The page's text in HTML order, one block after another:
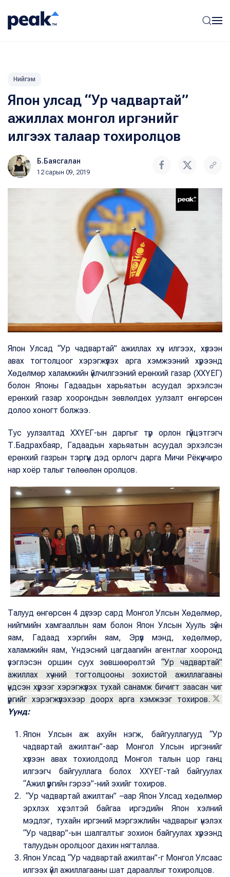
Нийгэм
Япон улсад “Ур чадвартай”
ажиллах монгол иргэнийг
илгээх талаар тохиролцов
Б.Баясгалан
12 сарын 09, 2019
Япон Улсад “Ур чадвартай” ажиллах хүч илгээх, хүлээн
авах тогтолцоог хэрэгжүүлэх арга хэмжээний хүрээнд
Хөдөлмөр халамжийн үйлчилгээний ерөнхий газар (ХХҮЕГ)
болон Японы Гадаадын харьяатын асуудал эрхэлсэн
ерөнхий газар хоорондын зөвлөлдөх уулзалт өнгөрсөн
долоо хоногт болжээ.
Тус уулзалтад ХХҮЕГ-ын даргыг түр орлон гүйцэтгэгч
Т.Бадрахбаяр, Гадаадын харьяатын асуудал эрхэлсэн
ерөнхий газрын тэргүүн дэд орлогч дарга Мичи Рёкүичиро
нар хоёр талыг төлөөлөн оролцов.
Талууд өнгөрсөн 4 дүгээр сард Монгол Улсын Хөдөлмөр,
нийгмийн хамгааллын яам болон Япон Улсын Хууль зүйн
яам, Гадаад хэргийн яам, Эрүүл мэнд, хөдөлмөр,
халамжийн яам, Үндэсний цагдаагийн агентлаг хооронд
үзэглэсэн оршин суух зөвшөөрөлтэй“Ур чадвартай”
ажиллах хүчний тогтолцооны зохистой ажиллагааны
үндсэн хүрээг хэрэгжүүлэх тухай санамж бичигт заасан чиг
үүргийг хэрэгжүүлэхээр доорх арга хэмжээг тохиров.
Үүнд:
Япон Улсын аж ахуйн нэгж, байгууллагууд “Ур
чадвартай ажилтан”-аар Монгол Улсын иргэнийг
хүлээн авах тохиолдолд Монгол талын цор ганц
илгээгч байгууллага болох ХХҮЕГ-тай байгуулах
“Ажил үүргийн гэрээ”-ний эхийг тохиров.
“Ур чадвартай ажилтан” –аар Япон Улсад хөдөлмөр
эрхлэх хүсэлтэй байгаа иргэдийн Япон хэлний
мэдлэг, тухайн иргэний мэргэжлийн чадварыг үнэлэх
“Ур чадвар”-ын шалгалтыг зохион байгуулах хүрээнд
талуудын оролцоог дахин нягталлаа.
Япон Улсад “Ур чадвартай ажилтан”-г Монгол Улсаас
илгээх үйл ажиллагааны шат дарааллыг тохиролцов.